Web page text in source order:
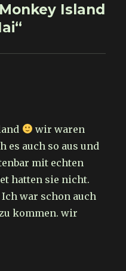
Island
wir waren
es auch so aus und
mit echten
hatten sie nicht.
war schon auch
kommen. wir